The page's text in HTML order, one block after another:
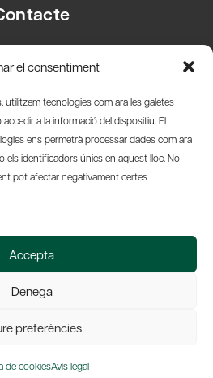
el consentiment
utilitzem tecnologies com ara les galetes
a la informació del dispositiu. El
ens permetrà processar dades com ara
els identificadors únics en aquest lloc. No
pot afectar negativament certes
Accepta
Denega
preferències
de cookiesAvís legal
Barcelona
Newsletter
Barcelonesa d'Amics del País
by Ideamatic